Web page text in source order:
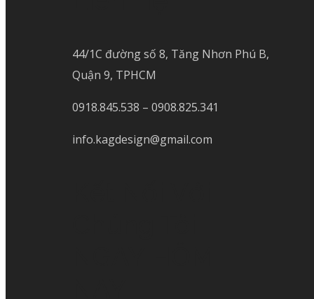
44/1C đường số 8, Tăng Nhơn Phú B,
Quận 9, TPHCM
0918.845.538 – 0908.825.341
info.kagdesign@gmail.com